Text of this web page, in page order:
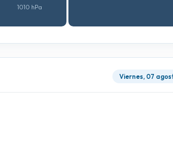
1010 hPa
Viernes, 07